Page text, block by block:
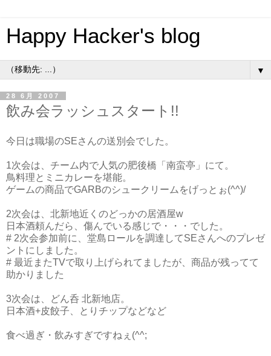
Happy Hacker's blog
▼
28 6月 2007
飲み会ラッシュスタート!!
今日は職場のSEさんの送別会でした。
1次会は、チーム内で人気の肥後橋「南蛮亭」にて。
鳥料理とミニカレーを堪能。
ゲームの商品でGARBのシュークリームをげっとぉ(^^)/
2次会は、北新地近くのどっかの居酒屋w
日本酒頼んだら、傷んでいる感じで・・・でした。
# 2次会参加前に、堂島ロールを調達してSEさんへのプレゼ
ントにしました。
# 最近またTVで取り上げられてましたが、商品が残ってて
助かりました
3次会は、どん呑 北新地店。
日本酒+皮餃子、とりチップなどなど
食べ過ぎ・飲みすぎですねぇ(^^;